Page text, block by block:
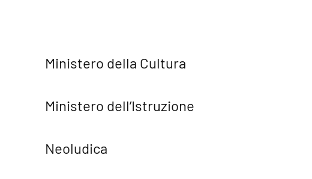
Ministero della Cultura
Ministero dell’Istruzione
Neoludica